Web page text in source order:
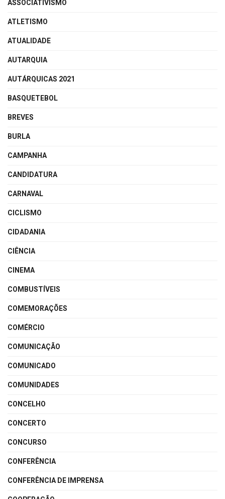
ASSOCIATIVISMO
ATLETISMO
ATUALIDADE
AUTARQUIA
AUTÁRQUICAS 2021
BASQUETEBOL
BREVES
BURLA
CAMPANHA
CANDIDATURA
CARNAVAL
CICLISMO
CIDADANIA
CIÊNCIA
CINEMA
COMBUSTÍVEIS
COMEMORAÇÕES
COMÉRCIO
COMUNICAÇÃO
COMUNICADO
COMUNIDADES
CONCELHO
CONCERTO
CONCURSO
CONFERÊNCIA
CONFERÊNCIA DE IMPRENSA